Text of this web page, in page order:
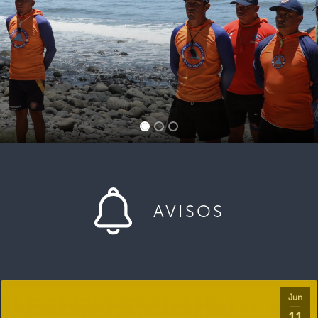
AVISOS
Jun